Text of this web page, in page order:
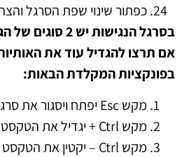
כפתור שינוי שפת הסרגל
בסרגל הנגישות יש2סוגים של
אם תרצו להגדיל עוד את
בפונקציות המקלדת הבאות:
מקש Esc יפתח ויסגור את סרגל הנגישות
מקש Ctrl + יגדיל את הטקסט באתר
מקש Ctrl – יקטין את הטקסט באתר